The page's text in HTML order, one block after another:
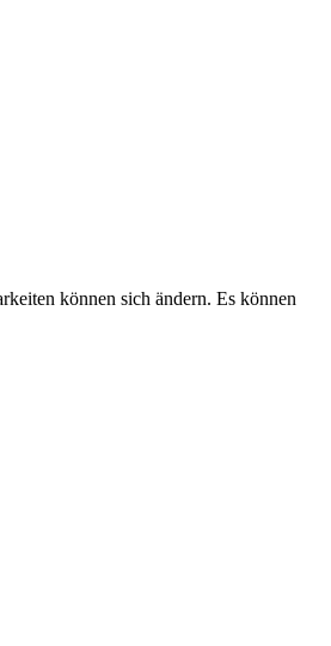
können sich ändern. Es können